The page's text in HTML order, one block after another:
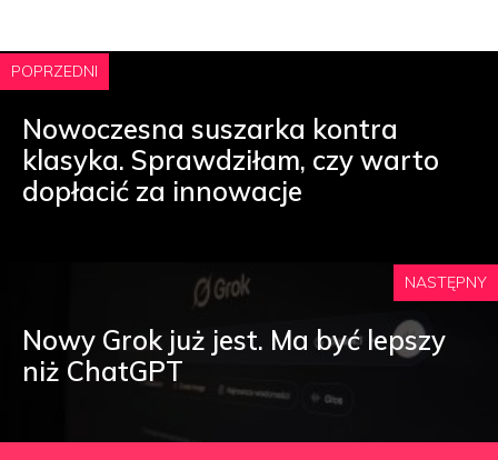
POPRZEDNI
Nowoczesna suszarka kontra
klasyka. Sprawdziłam, czy warto
dopłacić za innowacje
NASTĘPNY
Nowy Grok już jest. Ma być lepszy
niż ChatGPT